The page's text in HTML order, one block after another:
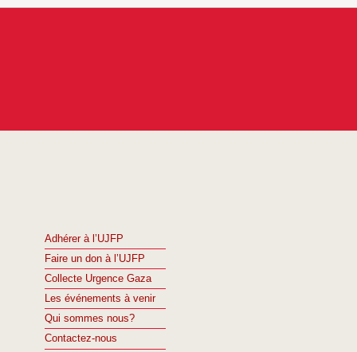
Adhérer à l’UJFP
Faire un don à l’UJFP
Collecte Urgence Gaza
Les événements à venir
Qui sommes nous?
Contactez-nous